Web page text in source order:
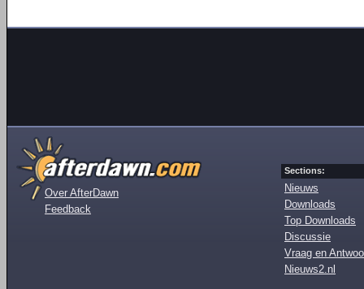
Over AfterDawn
Feedback
Sections:
Nieuws
Downloads
Top Downloads
Discussie
Vraag en
Nieuws2.nl